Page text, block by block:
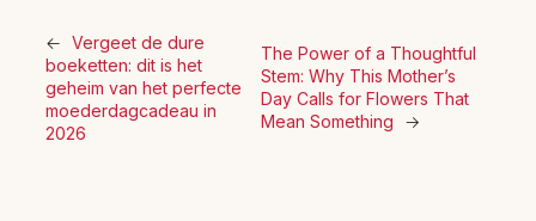
← Vergeet de dure
boeketten: dit is het
geheim van het perfecte
moederdagcadeau in
2026
The Power of a Thoughtful
Stem: Why This Mother’s
Day Calls for Flowers That
Mean Something
→